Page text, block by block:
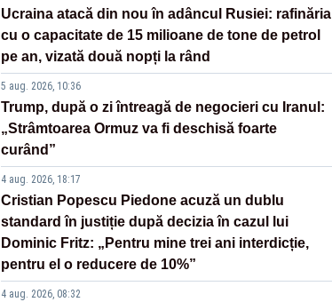
Ucraina atacă din nou în adâncul Rusiei: rafinăria
cu o capacitate de 15 milioane de tone de petrol
pe an, vizată două nopți la rând
5 aug. 2026, 10:36
Trump, după o zi întreagă de negocieri cu Iranul:
„Strâmtoarea Ormuz va fi deschisă foarte
curând”
4 aug. 2026, 18:17
Cristian Popescu Piedone acuză un dublu
standard în justiție după decizia în cazul lui
Dominic Fritz: „Pentru mine trei ani interdicție,
pentru el o reducere de 10%”
4 aug. 2026, 08:32